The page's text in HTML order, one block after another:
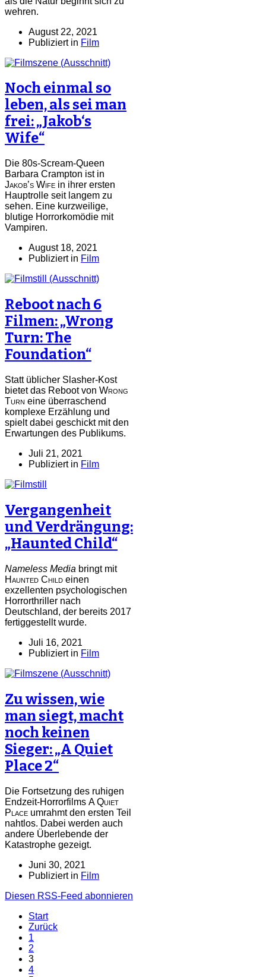
wehren.
August 22, 2021
Publiziert in Film
Noch einmal so
leben, als sei man
frei: „Jakob‘s
Wife“
Die 80s-Scream-Queen
Barbara Crampton ist in
Jakob’s Wife in ihrer ersten
Hauptrolle seit langem zu
sehen. Eine kurzweilige,
blutige Horrorkomödie mit
Vampiren.
August 18, 2021
Publiziert in Film
Reboot nach 6
Filmen: „Wrong
Turn: The
Foundation“
Statt üblicher Slasher-Kost
bietet das Reboot von Wrong
Turn eine überraschend
komplexe Erzählung und
spielt dabei geschickt mit den
Erwartungen des Publikums.
Juli 21, 2021
Publiziert in Film
Vergangenheit
und Verdrängung:
„Haunted Child“
Nameless Media bringt mit
Haunted Child einen
exzellenten psychologischen
Horrorthriller nach
Deutschland, der bereits 2017
fertiggestellt wurde.
Juli 16, 2021
Publiziert in Film
Zu wissen, wie
man siegt, macht
noch keinen
Sieger: „A Quiet
Place 2“
Die Fortsetzung des ruhigen
Endzeit-Horrorfilms A Quiet
Place umrahmt den ersten Teil
nahtlos. Dabei werden auch
andere Überlebende der
Katastrophe gezeigt.
Juni 30, 2021
Publiziert in Film
Diesen RSS-Feed abonnieren
Start
Zurück
1
2
3
4